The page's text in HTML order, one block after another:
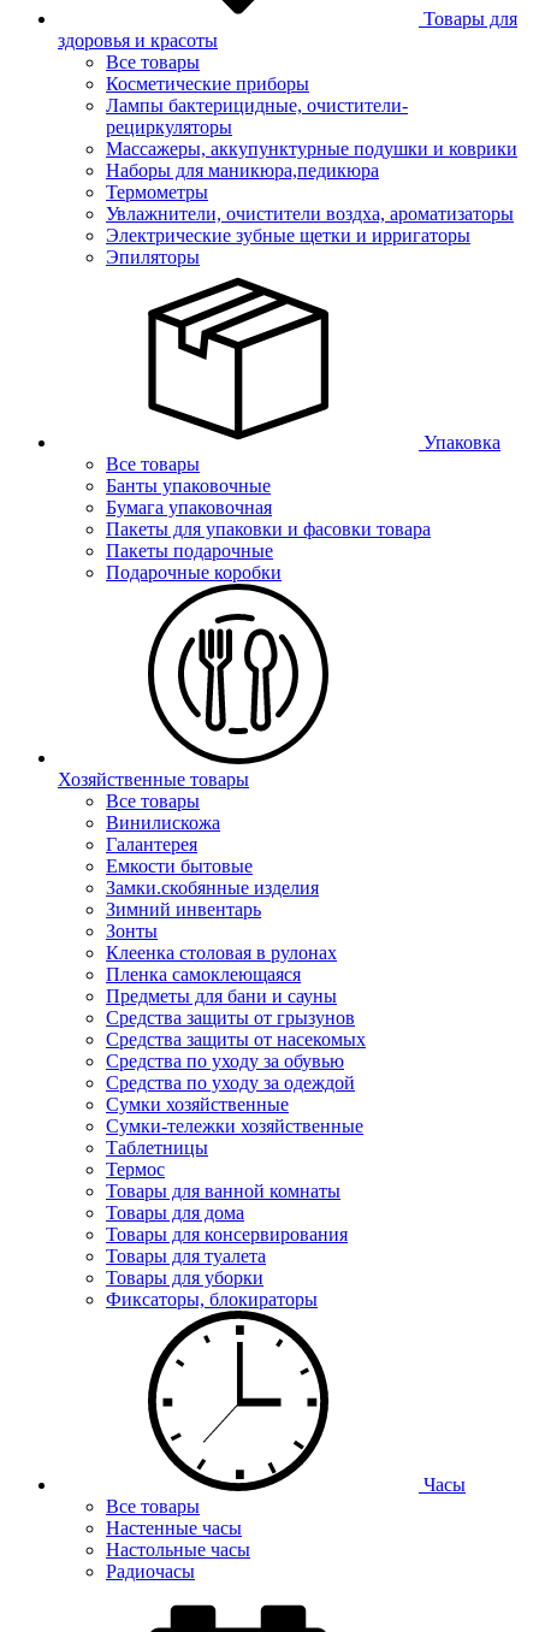
Товары для
здоровья и красоты
Все товары
Косметические приборы
Лампы бактерицидные, очистители-
рециркуляторы
Массажеры, аккупунктурные подушки и коврики
Наборы для маникюра,педикюра
Термометры
Увлажнители, очистители воздха, ароматизаторы
Электрические зубные щетки и ирригаторы
Эпиляторы
Упаковка
Все товары
Банты упаковочные
Бумага упаковочная
Пакеты для упаковки и фасовки товара
Пакеты подарочные
Подарочные коробки
Хозяйственные товары
Все товары
Винилискожа
Галантерея
Емкости бытовые
Замки.скобянные изделия
Зимний инвентарь
Зонты
Клеенка столовая в рулонах
Пленка самоклеющаяся
Предметы для бани и сауны
Средства защиты от грызунов
Средства защиты от насекомых
Средства по уходу за обувью
Средства по уходу за одеждой
Сумки хозяйственные
Сумки-тележки хозяйственные
Таблетницы
Термос
Товары для ванной комнаты
Товары для дома
Товары для консервирования
Товары для туалета
Товары для уборки
Фиксаторы, блокираторы
Часы
Все товары
Настенные часы
Настольные часы
Радиочасы